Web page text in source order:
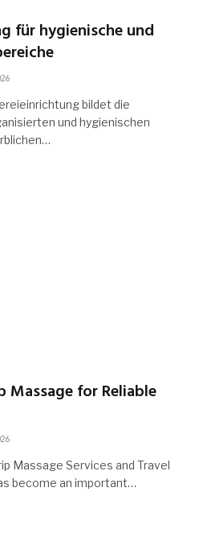
für hygienische und
bildet die
und hygienischen
Massage for Reliable
Massage Services and Travel
become an important…